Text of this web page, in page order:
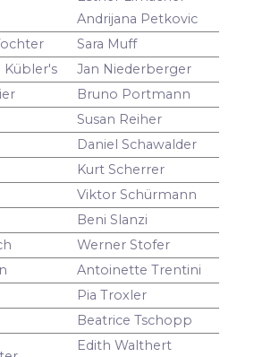
Andrijana Petkovic
Sara Muff
Kübler's
Jan Niederberger
Bruno Portmann
Susan Reiher
Daniel Schawalder
Kurt Scherrer
Viktor Schürmann
Beni Slanzi
Werner Stofer
Antoinette Trentini
Pia Troxler
Beatrice Tschopp
Edith Walthert